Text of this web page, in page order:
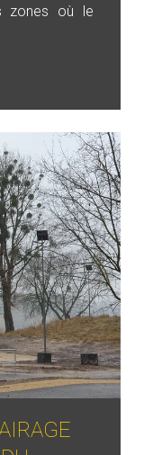
zones où le